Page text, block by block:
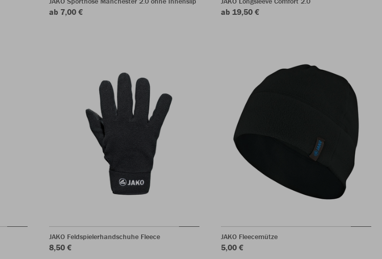
ab 7,00 € ab 19,50 €
JAKO Feldspielerhandschuhe Fleece
8,50 €
JAKO Fleecemütze
5,00 €